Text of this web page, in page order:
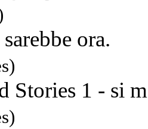
ora.
Stories 1 - si